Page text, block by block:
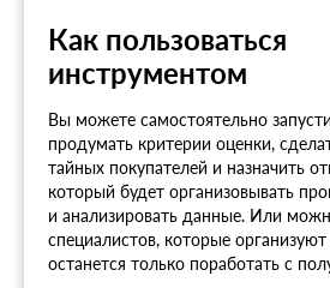
Как пользоваться
инструментом
Вы можете самостоятельно
продумать критерии оценки,
тайных покупателей и назначить
который будет организовывать
и анализировать данные. Или
специалистов, которые
останется только поработать с